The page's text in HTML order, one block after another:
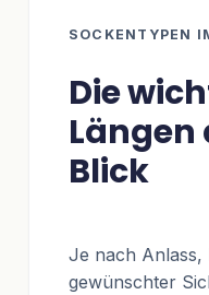
SOCKENTYPEN
Die
Längen
Blick
Je nach Anlass,
gewünschter